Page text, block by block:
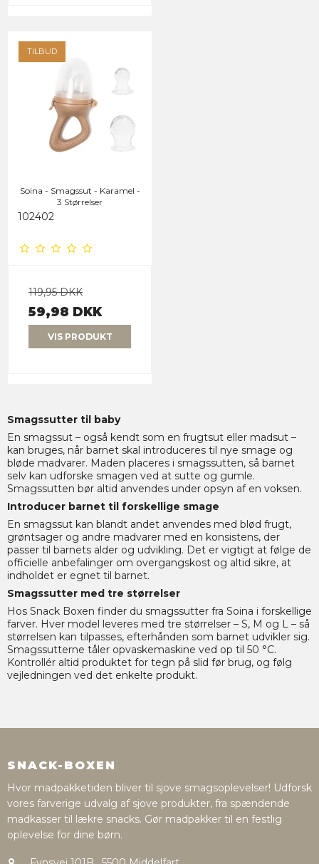
TILBUD
Soina - Smagssut - Karamel -
3 Størrelser
102402
119,95 DKK
59,98 DKK
VIS PRODUKT
Smagssutter til baby
En smagssut – også kendt som en frugtsut eller madsut –
kan bruges, når barnet skal introduceres til nye smage og
bløde madvarer. Maden placeres i smagssutten, så barnet
selv kan udforske smagen ved at sutte og gumle.
Smagssutten bør altid anvendes under opsyn af en voksen.
Introducer barnet til forskellige smage
En smagssut kan blandt andet anvendes med blød frugt,
grøntsager og andre madvarer med en konsistens, der
passer til barnets alder og udvikling. Det er vigtigt at følge de
officielle anbefalinger om overgangskost og altid sikre, at
indholdet er egnet til barnet.
Smagssutter med tre størrelser
Hos Snack Boxen finder du smagssutter fra Soina i forskellige
farver. Hver model leveres med tre størrelser – S, M og L – så
størrelsen kan tilpasses, efterhånden som barnet udvikler sig.
Smagssutterne tåler opvaskemaskine ved op til 50 °C.
Kontrollér altid produktet for tegn på slid før brug, og følg
vejledningen ved det enkelte produkt.
SNACK-BOXEN
Hvor madpakketiden bliver til sjove smagsoplevelser! Udforsk
vores farverige udvalg af sjove produkter, fra spændende
madkasser til lækre snacks. Gør madpakker til en festlig
oplevelse for dine børn.